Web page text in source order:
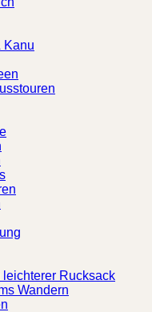
Kanu
leichterer Rucksack
Wandern